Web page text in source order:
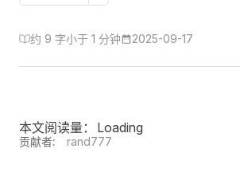
约 9 字小于 1 分钟 2025-09-17
本文阅读量： Loading
贡献者: rand777